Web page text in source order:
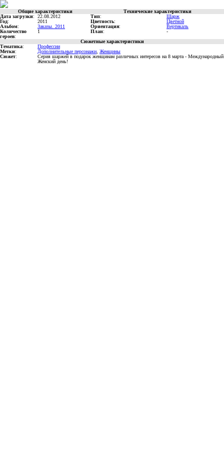
Общие характеристики
Технические характеристики
Дата загрузки: 22.08.2012 Тип:
Шарж
Год: 2011 Цветность:
Цветной
Альбом: Заказы. 2011 Ориентация:
Вертикаль
Количество
героев:
1 План:
-
Сюжетные характеристики
Тематика:
Профессии
Метки: Дополнительные персонажи Женщины
Сюжет:
Серия шаржей в подарок женщинам различных интересов на 8 марта - Международный
Женский день!